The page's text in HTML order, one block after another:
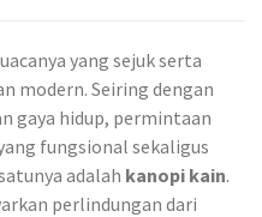
yang sejuk serta
modern. Seiring dengan
gaya hidup, permintaan
fungsional sekaligus
adalah kanopi kain.
perlindungan dari